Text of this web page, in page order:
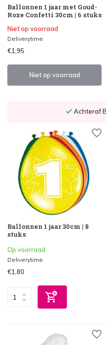
Ballonnen 1 jaar met Goud-
Roze Confetti 30cm | 6 stuks
Niet op voorraad
Deliverytime
€1,95
Niet op voorraad
Voor23.59 uur
Ballonnen 1 jaar 30cm | 8
stuks
Op voorraad
Deliverytime
€1,80